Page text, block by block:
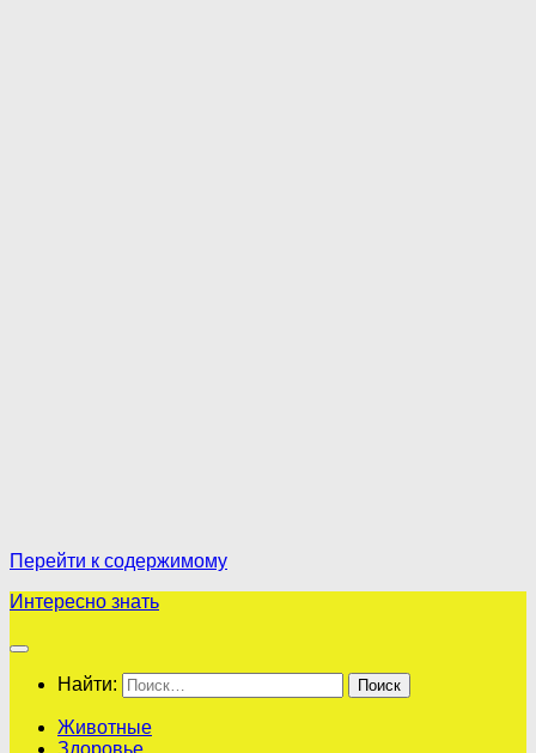
Перейти к содержимому
Интересно знать
Найти:
Животные
Здоровье